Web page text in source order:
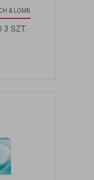
& LOMB
3 SZT.